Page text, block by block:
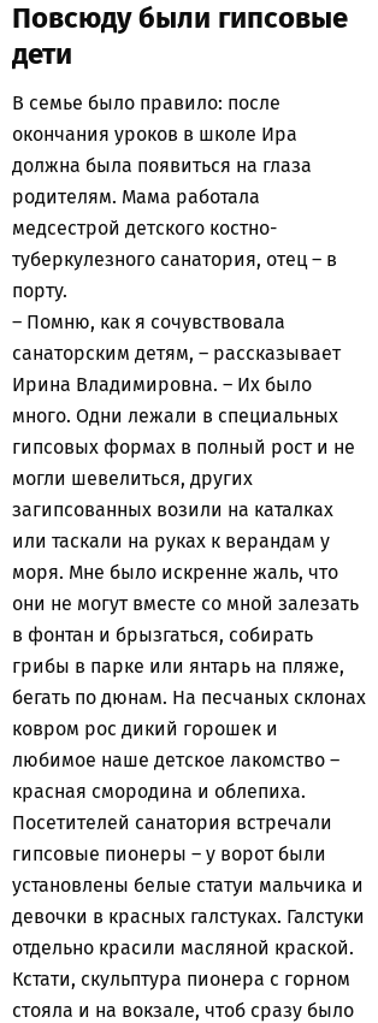
Повсюду были гипсовые
дети
В семье было правило: после
окончания уроков в школе Ира
должна была появиться на глаза
родителям. Мама работала
медсестрой детского костно-
туберкулезного санатория, отец – в
порту.
– Помню, как я сочувствовала
санаторским детям, – рассказывает
Ирина Владимировна. – Их было
много. Одни лежали в специальных
гипсовых формах в полный рост и не
могли шевелиться, других
загипсованных возили на каталках
или таскали на руках к верандам у
моря. Мне было искренне жаль, что
они не могут вместе со мной залезать
в фонтан и брызгаться, собирать
грибы в парке или янтарь на пляже,
бегать по дюнам. На песчаных склонах
ковром рос дикий горошек и
любимое наше детское лакомство –
красная смородина и облепиха.
Посетителей санатория встречали
гипсовые пионеры – у ворот были
установлены белые статуи мальчика и
девочки в красных галстуках. Галстуки
отдельно красили масляной краской.
Кстати, скульптура пионера с горном
стояла и на вокзале, чтоб сразу было